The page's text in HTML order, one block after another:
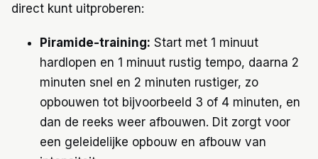
direct kunt uitproberen:
Piramide-training: Start met 1 minuut
hardlopen en 1 minuut rustig tempo, daarna 2
minuten snel en 2 minuten rustiger, zo
opbouwen tot bijvoorbeeld 3 of 4 minuten, en
dan de reeks weer afbouwen. Dit zorgt voor
een geleidelijke opbouw en afbouw van